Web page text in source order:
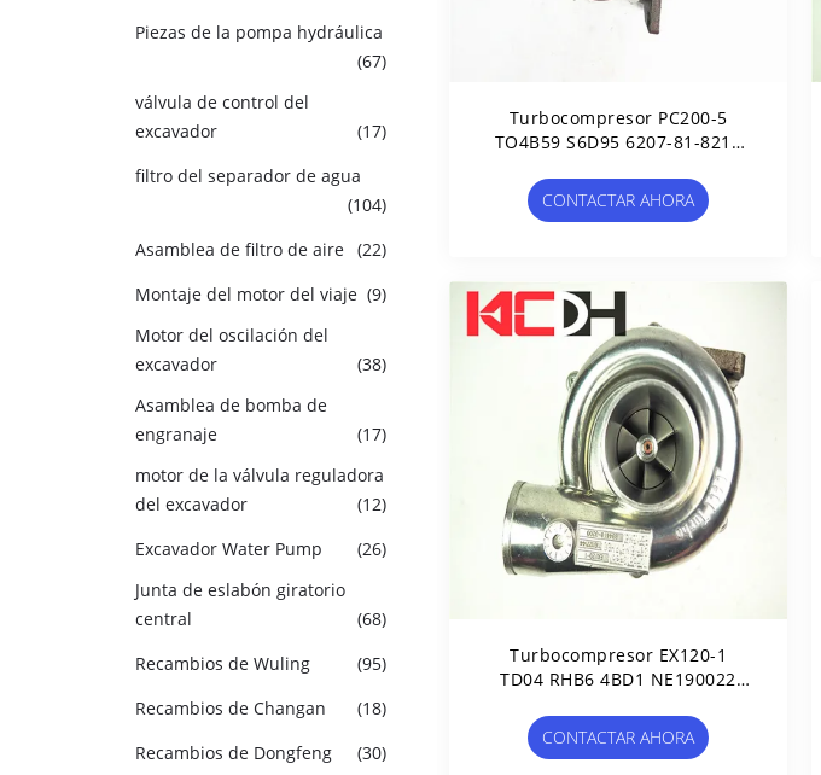
Piezas de la pompa hydráulica
(67)
válvula de control del
excavador
(17)
filtro del separador de agua
(104)
Asamblea de filtro de aire (22)
Montaje del motor del viaje (9)
Motor del oscilación del
excavador
(38)
Asamblea de bomba de
engranaje
(17)
motor de la válvula reguladora
del excavador
(12)
Excavador Water Pump
(26)
Junta de eslabón giratorio
central
(68)
Recambios de Wuling
(95)
Recambios de Changan
(18)
Recambios de Dongfeng
(30)
Turbocompresor PC200-5
TO4B59 S6D95 6207-81-8210
CONTACTAR AHORA
Turbocompresor EX120-1
TD04 RHB6 4BD1 NE190022
CONTACTAR AHORA